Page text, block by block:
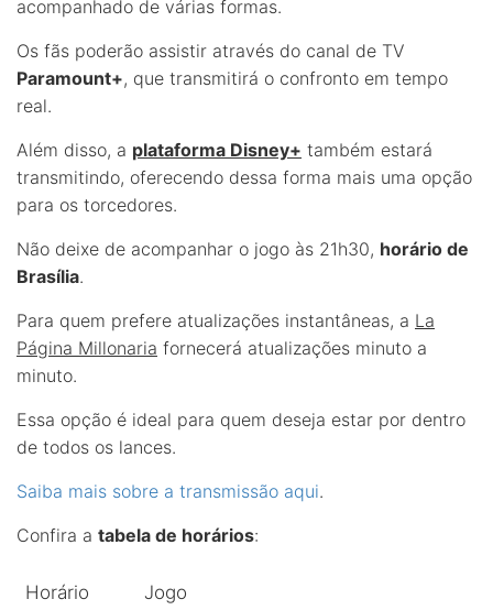
acompanhado de várias formas.
Os fãs poderão assistir através do canal de TV
Paramount+, que transmitirá o confronto em tempo
real.
Além disso, a plataforma Disney+ também estará
transmitindo, oferecendo dessa forma mais uma opção
para os torcedores.
Não deixe de acompanhar o jogo às 21h30, horário de
Brasília.
Para quem prefere atualizações instantâneas, a La
Página Millonaria fornecerá atualizações minuto a
minuto.
Essa opção é ideal para quem deseja estar por dentro
de todos os lances.
Saiba mais sobre a transmissão aqui.
Confira a tabela de horários:
Horário Jogo